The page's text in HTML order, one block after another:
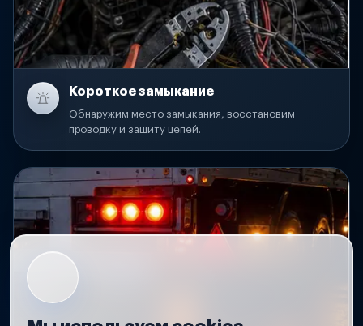
Короткое замыкание
Обнаружим место замыкания, восстановим
проводку и защиту цепей.